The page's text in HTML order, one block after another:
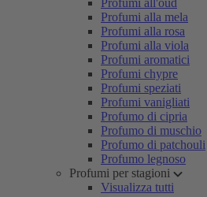
Profumi all'oud
Profumi alla mela
Profumi alla rosa
Profumi alla viola
Profumi aromatici
Profumi chypre
Profumi speziati
Profumi vanigliati
Profumo di cipria
Profumo di muschio
Profumo di patchouli
Profumo legnoso
Profumi per stagioni
Visualizza tutti